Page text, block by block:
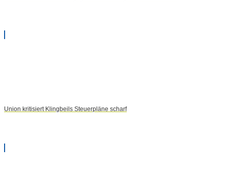
Union kritisiert Klingbeils Steuerpläne scharf